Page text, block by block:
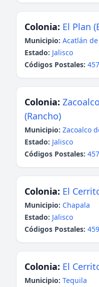
Colonia: El Plan
Municipio: Acatlán de
Estado: Jalisco
Códigos Postales:
Colonia:
(Rancho)
Municipio: Zacoalco
Estado: Jalisco
Códigos Postales:
Colonia: El
Municipio: Chapala
Estado: Jalisco
Códigos Postales:
Colonia: El
Municipio: Tequila